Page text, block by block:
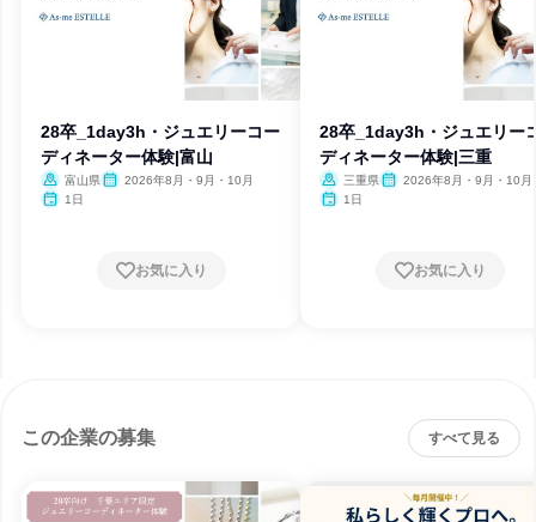
28卒_1day3h・ジュエリーコー
ディネーター体験|富山
富山県
2026年8月・9月・10月
1日
お気に入り
28卒_1day3h・ジュエリー
ディネーター体験|三重
三重県
2026年8月・9月・10月
1日
お気に入り
この企業の募集 すべて見る